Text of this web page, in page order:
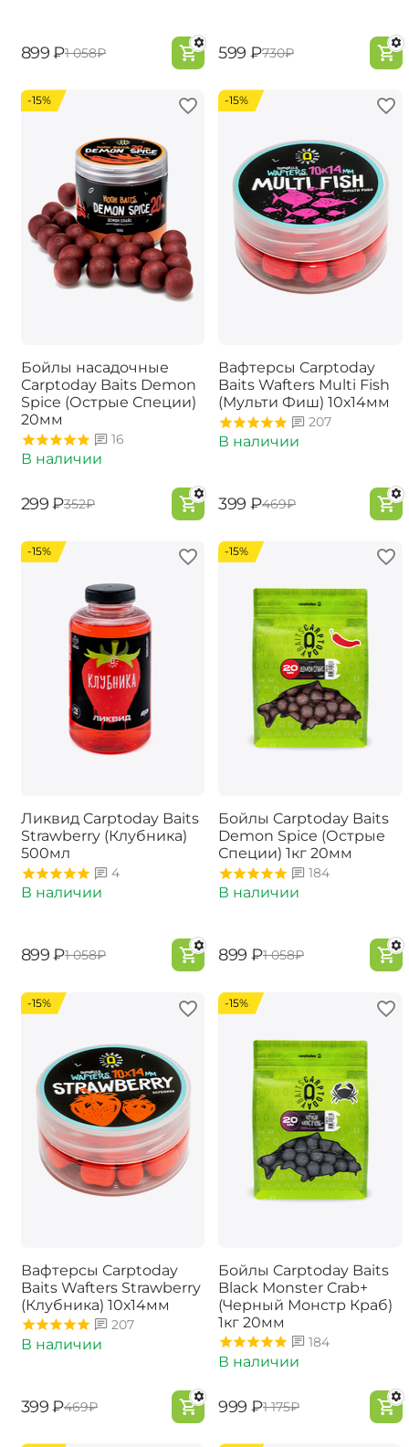
‍899‍ ₽‍1 058‍₽ ‍599‍ ₽‍730‍₽
-15%
Бойлы насадочные
Carptoday Baits Demon
Spice (Острые Специи)
20мм
16
В наличии
‍299‍ ₽‍352‍₽
-15%
Вафтерсы Carptoday
Baits Wafters Multi Fish
(Мульти Фиш) 10х14мм
207
В наличии
‍399‍ ₽‍469‍₽
-15%
Ликвид Carptoday Baits
Strawberry (Клубника)
500мл
4
В наличии
‍899‍ ₽‍1 058‍₽
-15%
Бойлы Carptoday Baits
Demon Spice (Острые
Специи) 1кг 20мм
184
В наличии
‍899‍ ₽‍1 058‍₽
-15%
Вафтерсы Carptoday
Baits Wafters Strawberry
(Клубника) 10х14мм
207
В наличии
‍399‍ ₽‍469‍₽
-15%
Бойлы Carptoday Baits
Black Monster Crab+
(Черный Монстр Краб)
1кг 20мм
184
В наличии
‍999‍ ₽‍1 175‍₽